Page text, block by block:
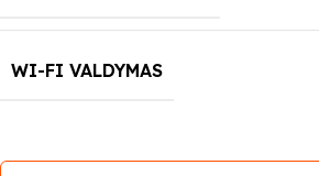
WI-FI VALDYMAS